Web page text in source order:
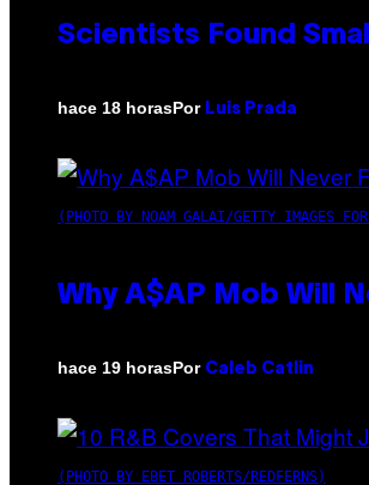
Scientists Found
hace 18 horasPor Luis Prada
(PHOTO BY NOAM GALAI/GETTY IMAGES
Why A$AP Mob Will
hace 19 horasPor Caleb Catlin
(PHOTO BY EBET ROBERTS/REDFERNS)